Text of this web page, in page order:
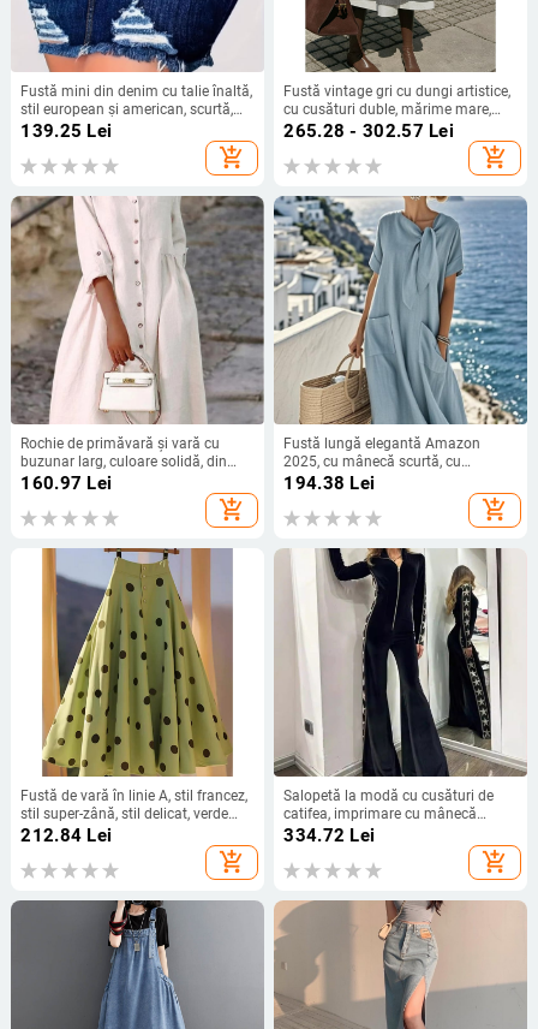
Fustă mini din denim cu talie înaltă,
stil european și american, scurtă,
Amazon, versatilă, lucrată manual,
distressată, pentru femei, de vară,
bodycon
139.25 Lei
add_shopping_cart
Fustă vintage gri cu dungi artistice,
cu cusături duble, mărime mare,
iarna 2024, nouă fustă gri
265.28 - 302.57 Lei
add_shopping_cart
Rochie de primăvară și vară cu
buzunar larg, culoare solidă, din
bumbac și in, culoare solidă, pentru
femei, în stoc, 2024, comerț exterior
transfrontalier, Europa și Statele
160.97 Lei
add_shopping_cart
Fustă lungă elegantă Amazon
2025, cu mânecă scurtă, cu
buzunar și fundă, cu tiv mare
194.38 Lei
add_shopping_cart
Fustă de vară în linie A, stil francez,
stil super-zână, stil delicat, verde
menta, din șifon, cu buline, model
212.84 Lei
add_shopping_cart
Salopetă la modă cu cusături de
catifea, imprimare cu mânecă
lungă și picior larg, model
transfrontalier pentru Europa și
Statele Unite
334.72 Lei
add_shopping_cart